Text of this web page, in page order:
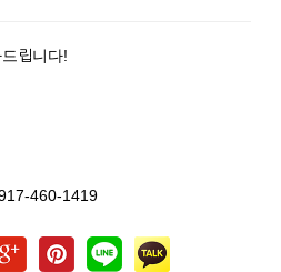
립니다!
460-1419